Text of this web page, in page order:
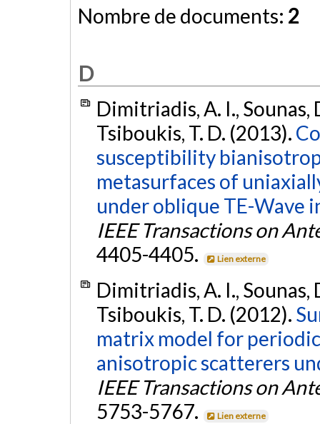
Nombre de documents: 2
D
Dimitriadis, A. I., Sounas,
Tsiboukis, T. D. (2013).
susceptibility
metasurfaces of
under oblique TE-Wave
IEEE Transactions on
4405-4405.
Lien externe
Dimitriadis, A. I., Sounas,
Tsiboukis, T. D. (2012).
matrix model for
anisotropic scatterers
IEEE Transactions on
5753-5767.
Lien externe